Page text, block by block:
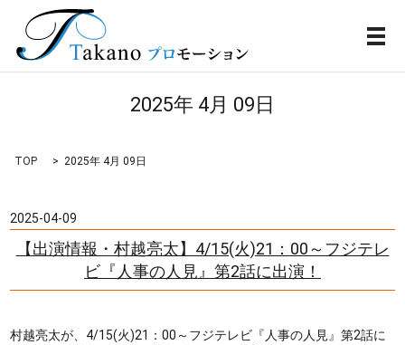
メ
2025年 4月 09日
TOP 2025年 4月 09日
2025-04-09
【出演情報・村越亮太】4/15(火)21：00～フジテレ
ビ『人事の人見』第2話に出演！
村越亮太が、4/15(火)21：00～フジテレビ『人事の人見』第2話に